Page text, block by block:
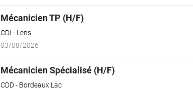
Mécanicien TP (H/F)(Nouvelle
CDI
Lens
03/08/2026
Mécanicien Spécialisé (H/F)(Nouvelle
CDD
Bordeaux Lac